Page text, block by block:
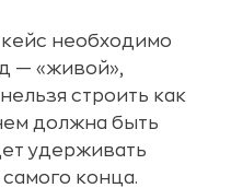
необходимо
— «живой»,
строить как
должна быть
удерживать
конца.